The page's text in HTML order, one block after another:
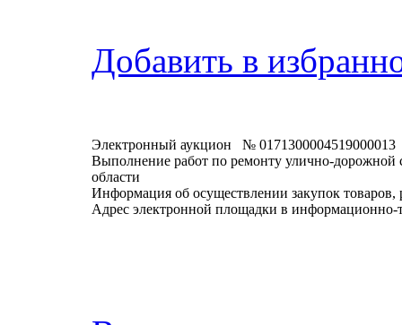
Добавить в
Электронный аукцион № 0171300004519000013
Выполнение работ по ремонту улично-дорожной
области
Информация об осуществлении закупок
Адрес электронной площадки в